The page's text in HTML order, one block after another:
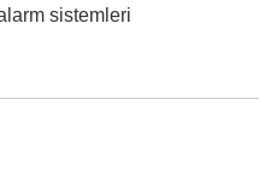
sistemleri